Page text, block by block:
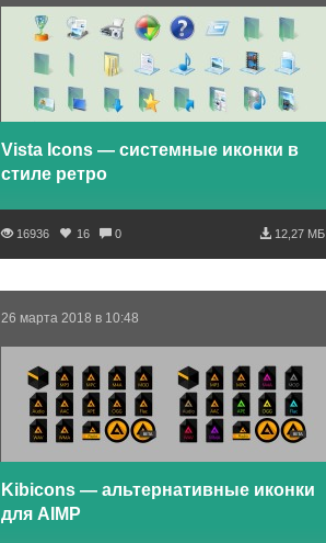
Vista Icons — системные иконки в
стиле ретро
16936 16 0 12,27 МБ
26 марта 2018 в 10:48
Kibicons — альтернативные иконки
для AIMP